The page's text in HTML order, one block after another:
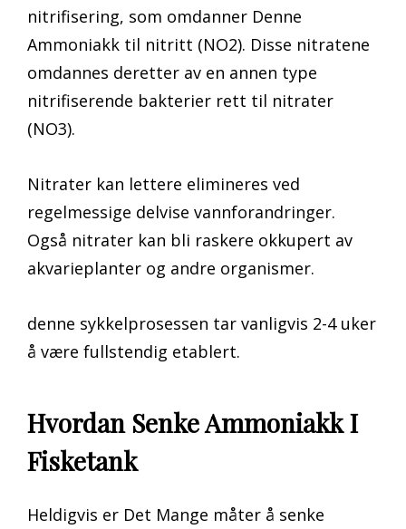
nitrifisering, som omdanner Denne
Ammoniakk til nitritt (NO2). Disse nitratene
omdannes deretter av en annen type
nitrifiserende bakterier rett til nitrater
(NO3).
Nitrater kan lettere elimineres ved
regelmessige delvise vannforandringer.
Også nitrater kan bli raskere okkupert av
akvarieplanter og andre organismer.
denne sykkelprosessen tar vanligvis 2-4 uker
å være fullstendig etablert.
Hvordan Senke Ammoniakk I
Fisketank
Heldigvis er Det Mange måter å senke